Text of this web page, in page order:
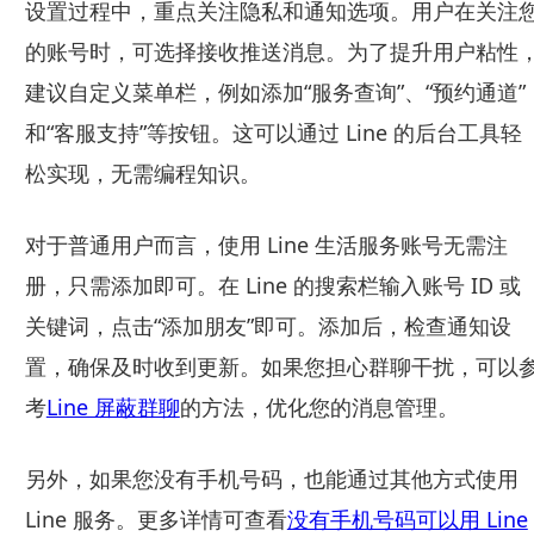
设置过程中，重点关注隐私和通知选项。用户在关注
的账号时，可选择接收推送消息。为了提升用户粘性
建议自定义菜单栏，例如添加“服务查询”、“预约通道”
和“客服支持”等按钮。这可以通过 Line 的后台工具轻
松实现，无需编程知识。
对于普通用户而言，使用 Line 生活服务账号无需注
册，只需添加即可。在 Line 的搜索栏输入账号 ID 或
关键词，点击“添加朋友”即可。添加后，检查通知设
置，确保及时收到更新。如果您担心群聊干扰，可以
考Line 屏蔽群聊的方法，优化您的消息管理。
另外，如果您没有手机号码，也能通过其他方式使用
Line 服务。更多详情可查看没有手机号码可以用 Line